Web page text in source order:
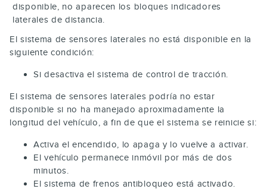
disponible, no aparecen los bloques indicadores
laterales de distancia.
El sistema de sensores laterales no está disponible en la
siguiente condición:
Si desactiva el sistema de control de tracción.
El sistema de sensores laterales podría no estar
disponible si no ha manejado aproximadamente la
longitud del vehículo, a fin de que el sistema se reinicie si:
Activa el encendido, lo apaga y lo vuelve a activar.
El vehículo permanece inmóvil por más de dos
minutos.
El sistema de frenos antibloqueo está activado.